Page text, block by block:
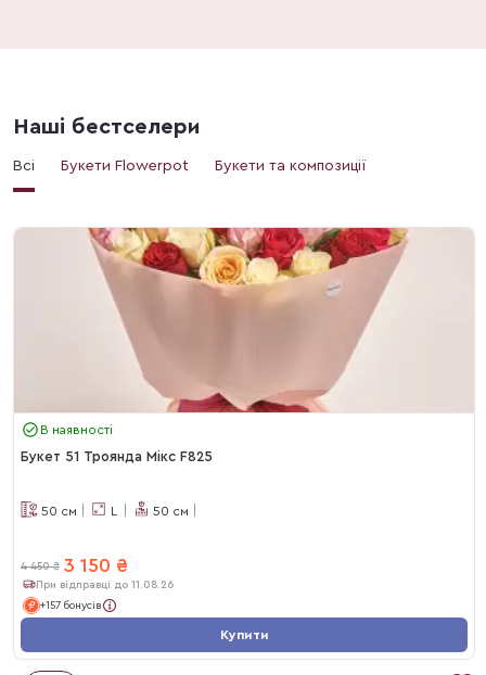
Наші бестселери
Всі Букети Flowerpot Букети та композиції
В наявності
Букет 51 Троянда Мікс F825
50 см L 50 см
4 450 ₴ 3 150 ₴
При відправці до 11.08.26
+157 бонусів
Купити